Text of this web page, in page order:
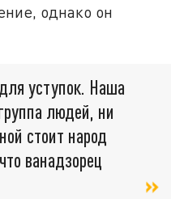
однако он
уступок. Наша
людей, ни
стоит народ
ванадзорец